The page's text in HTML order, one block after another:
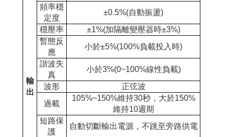
輸
出
頻率穩
定度
±0.5%(自動振盪)
穩壓率
±1%(加隔離變壓器時±3%)
暫態反
應
小於±5%(100%負載投入時)
諧波失
真
小於3%(0~100%線性負載)
波形
正弦波
過載
105%~150%維持30秒，大於150%
維持10週期
短路保
護
自動切斷輸出電源，不跳至旁路供電